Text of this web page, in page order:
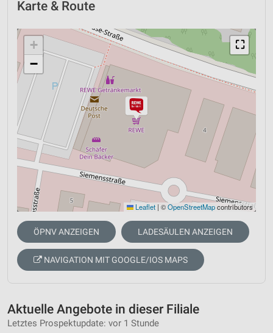
Karte & Route
⛶
+
−
Leaflet | ©OpenStreetMapcontributors
ÖPNV ANZEIGEN LADESÄULEN ANZEIGEN
NAVIGATION MIT GOOGLE/IOS MAPS
Aktuelle Angebote in dieser Filiale
Letztes Prospektupdate: vor 1 Stunde